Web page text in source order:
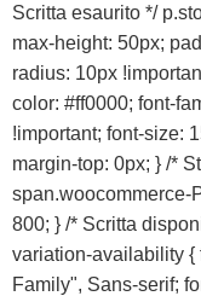
Scritta esaurito */
max-height: 50px;
radius: 10px
color: #ff0000; font-
!important; font-size:
margin-top: 0px; } /*
span.woocommerce-
800; } /* Scritta
variation-availability {
Family", Sans-serif;